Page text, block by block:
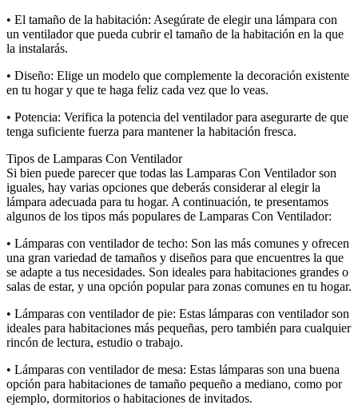
• El tamaño de la habitación: Asegúrate de elegir una lámpara con
un ventilador que pueda cubrir el tamaño de la habitación en la que
la instalarás.
• Diseño: Elige un modelo que complemente la decoración existente
en tu hogar y que te haga feliz cada vez que lo veas.
• Potencia: Verifica la potencia del ventilador para asegurarte de que
tenga suficiente fuerza para mantener la habitación fresca.
Tipos de Lamparas Con Ventilador
Si bien puede parecer que todas las Lamparas Con Ventilador son
iguales, hay varias opciones que deberás considerar al elegir la
lámpara adecuada para tu hogar. A continuación, te presentamos
algunos de los tipos más populares de Lamparas Con Ventilador:
• Lámparas con ventilador de techo: Son las más comunes y ofrecen
una gran variedad de tamaños y diseños para que encuentres la que
se adapte a tus necesidades. Son ideales para habitaciones grandes o
salas de estar, y una opción popular para zonas comunes en tu hogar.
• Lámparas con ventilador de pie: Estas lámparas con ventilador son
ideales para habitaciones más pequeñas, pero también para cualquier
rincón de lectura, estudio o trabajo.
• Lámparas con ventilador de mesa: Estas lámparas son una buena
opción para habitaciones de tamaño pequeño a mediano, como por
ejemplo, dormitorios o habitaciones de invitados.